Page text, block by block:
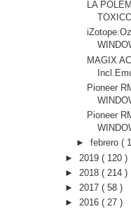
LA
MAGIX
Pioneer
Pioneer
► febrero (
► 2019 ( 120 )
► 2018 ( 214 )
► 2017 ( 58 )
► 2016 ( 27 )